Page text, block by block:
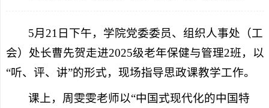
5月21日下午，学院党委委员、组织人事处（工
会）处长曹先贺走进2025级老年保健与管理2班，以
“听、评、讲”的形式，现场指导思政课教学工作。
课上，周雯雯老师以“中国式现代化的中国特